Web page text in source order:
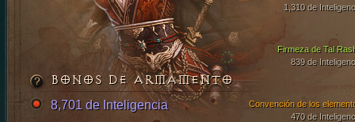
1,310 de
Firmeza de Tal
839 de
Convención de los
470 de
BONOS DE ARMAMENTO
8,701 de Inteligencia